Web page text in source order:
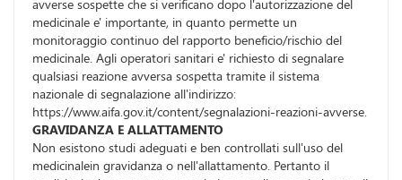
avverse sospette che si verificano dopo l'autorizzazione del
medicinale e' importante, in quanto permette un
monitoraggio continuo del rapporto beneficio/rischio del
medicinale. Agli operatori sanitari e' richiesto di segnalare
qualsiasi reazione avversa sospetta tramite il sistema
nazionale di segnalazione all'indirizzo:
https://www.aifa.gov.it/content/segnalazioni-reazioni-avverse.
GRAVIDANZA E ALLATTAMENTO
Non esistono studi adeguati e ben controllati sull'uso del
medicinalein gravidanza o nell'allattamento. Pertanto il